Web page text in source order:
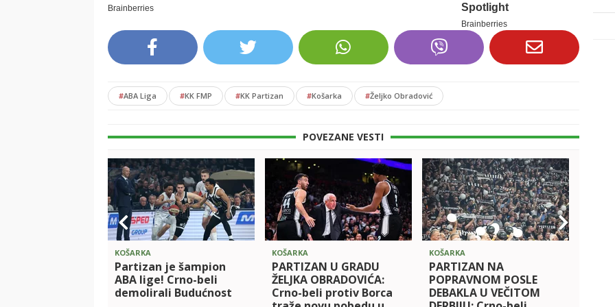
#ABA Liga #KK FMP #KK Partizan #Košarka #Željko Obradović
POVEZANE VESTI
KOŠARKA
Partizan je šampion
ABA lige! Crno-beli
demolirali Budućnost
KOŠARKA
PARTIZAN U GRADU
ŽELJKA OBRADOVIĆA:
Crno-beli protiv Borca
KOŠARKA
PARTIZAN NA
POPRAVNOM POSLE
DEBAKLA U VEČITOM